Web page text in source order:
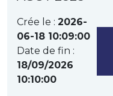
Crée le : 2026-
06-18 10:09:00
Date de fin :
18/09/2026
10:10:00